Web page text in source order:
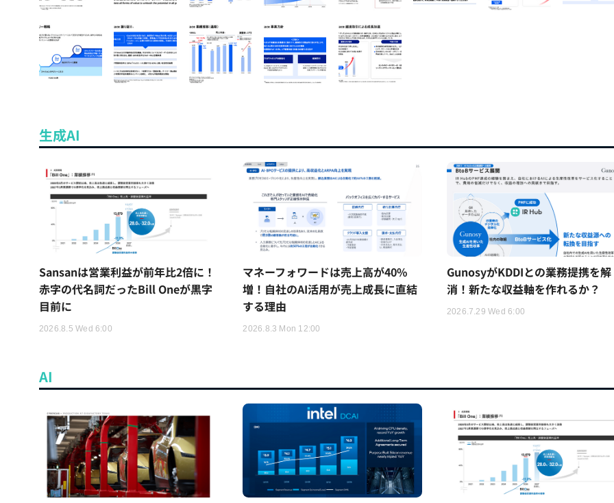
生成AI
Sansanは営業利益が前年比2倍に！
赤字の代名詞だったBill Oneが黒字
目前に
2026.8.5 Wed 6:00
マネーフォワードは売上高が40%
増！自社のAI活用が売上成長に直結
する理由
2026.8.3 Mon 12:00
GunosyがKDDIとの業務提携を解
消！新たな収益軸を作れるか？
2026.7.29 Wed 6:00
AI